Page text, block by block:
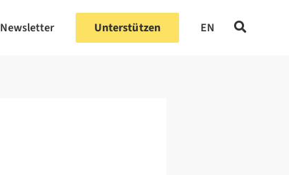
Newsletter Unterstützen EN